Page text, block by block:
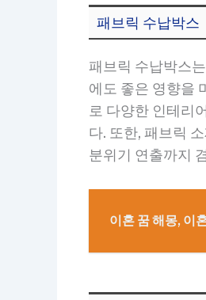
패브릭 수납박스
패브릭 수납박스
에도 좋은 영향을
로 다양한 인테리
다. 또한, 패브릭
분위기 연출까지
이혼 꿈 해몽, 이